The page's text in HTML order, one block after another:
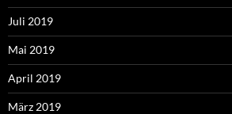
Juli 2019
Mai 2019
April 2019
März 2019